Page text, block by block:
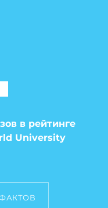
в рейтинге
University